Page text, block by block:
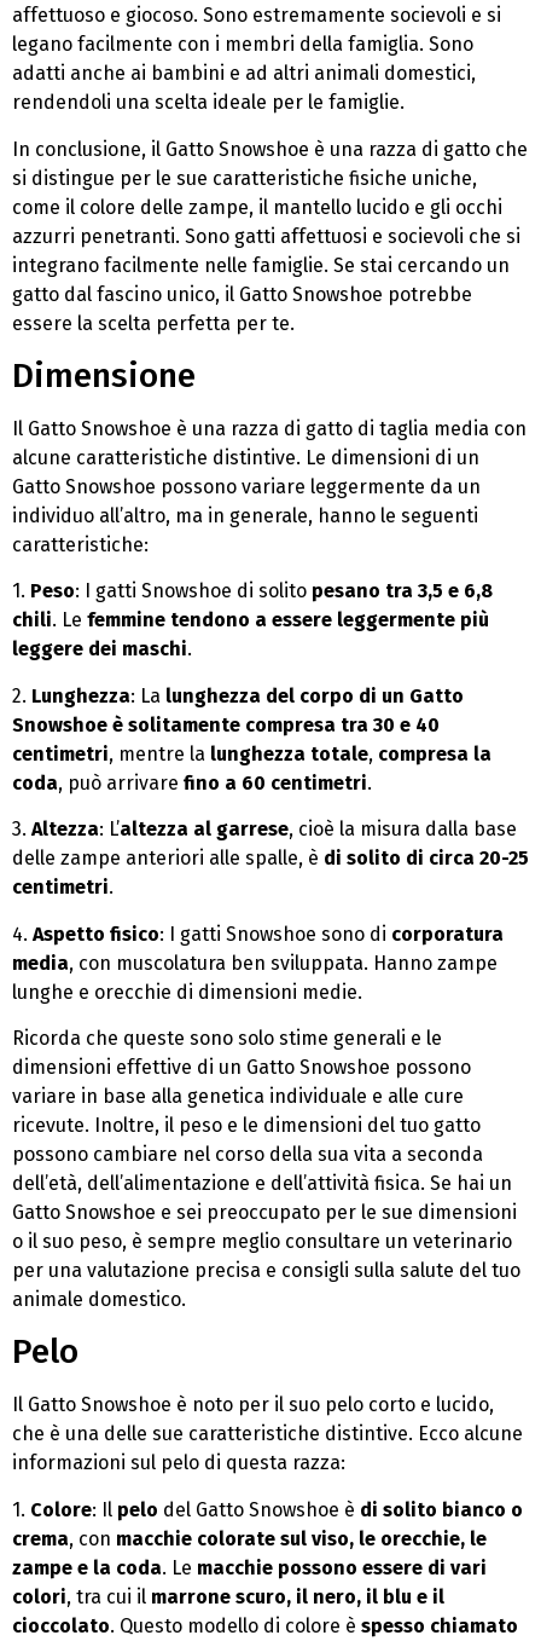
affettuoso e giocoso. Sono estremamente socievoli e si
legano facilmente con i membri della famiglia. Sono
adatti anche ai bambini e ad altri animali domestici,
rendendoli una scelta ideale per le famiglie.
In conclusione, il Gatto Snowshoe è una razza di gatto che
si distingue per le sue caratteristiche fisiche uniche,
come il colore delle zampe, il mantello lucido e gli occhi
azzurri penetranti. Sono gatti affettuosi e socievoli che si
integrano facilmente nelle famiglie. Se stai cercando un
gatto dal fascino unico, il Gatto Snowshoe potrebbe
essere la scelta perfetta per te.
Dimensione
Il Gatto Snowshoe è una razza di gatto di taglia media con
alcune caratteristiche distintive. Le dimensioni di un
Gatto Snowshoe possono variare leggermente da un
individuo all’altro, ma in generale, hanno le seguenti
caratteristiche:
1. Peso: I gatti Snowshoe di solito pesano tra 3,5 e 6,8
chili. Le femmine tendono a essere leggermente più
leggere dei maschi.
2. Lunghezza: La lunghezza del corpo di un Gatto
Snowshoe è solitamente compresa tra 30 e 40
centimetri, mentre la lunghezza totale, compresa la
coda, può arrivare fino a 60 centimetri.
3. Altezza: L’altezza al garrese, cioè la misura dalla base
delle zampe anteriori alle spalle, è di solito di circa 20-25
centimetri.
4. Aspetto fisico: I gatti Snowshoe sono di corporatura
media, con muscolatura ben sviluppata. Hanno zampe
lunghe e orecchie di dimensioni medie.
Ricorda che queste sono solo stime generali e le
dimensioni effettive di un Gatto Snowshoe possono
variare in base alla genetica individuale e alle cure
ricevute. Inoltre, il peso e le dimensioni del tuo gatto
possono cambiare nel corso della sua vita a seconda
dell’età, dell’alimentazione e dell’attività fisica. Se hai un
Gatto Snowshoe e sei preoccupato per le sue dimensioni
o il suo peso, è sempre meglio consultare un veterinario
per una valutazione precisa e consigli sulla salute del tuo
animale domestico.
Pelo
Il Gatto Snowshoe è noto per il suo pelo corto e lucido,
che è una delle sue caratteristiche distintive. Ecco alcune
informazioni sul pelo di questa razza:
1. Colore: Il pelo del Gatto Snowshoe è di solito bianco o
crema, con macchie colorate sul viso, le orecchie, le
zampe e la coda. Le macchie possono essere di vari
colori, tra cui il marrone scuro, il nero, il blu e il
cioccolato. Questo modello di colore è spesso chiamato